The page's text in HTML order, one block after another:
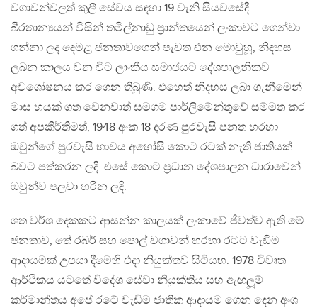
වගාවන්වලත් කුලී සේවය සඳහා 19 වැනි සියවසේදී
බි‍්‍රතාන්‍යයන් විසින් තමිල්නාඩු ප‍්‍රාන්තයෙන් ලංකාවට ගෙන්වා
ගන්නා ලද දෙමළ ජනතාවගෙන් පැවත එන මොවුහූ, නිදහස
ලබන කාලය වන විට ලාංකීය සමාජයට දේශපාලනිකව
අවශෝෂනය කර ගෙන තිබුණි. එහෙත් නිදහස ලබා ගැනීමෙන්
මාස හයක් ගත වෙනවාත් සමගම පාර්ලිමේන්තුවේ සම්මත කර
ගත් අපකීර්තිමත්, 1948 අංක 18 දරණ පුරවැසි පනත හරහා
ඔවුන්ගේ පුරවැසි භාවය අහෝසි කොට රටක් නැති ජාතියක්
බවට පත්කරන ලදි. එසේ කොට ප‍්‍රධාන දේශපාලන ධාරාවෙන්
ඔවුන්ව පලවා හරින ලදි.
ශත වර්ශ දෙකකට ආසන්න කාලයක් ලංකාවේ ජීවත්ව ඇති මේ
ජනතාව, තේ රබර් සහ පොල් වගාවන් හරහා රටට වැඩිම
ආදායමක් උපයා දීමෙහි එදා නියුක්තව සිටියහ. 1978 විවෘත
ආර්ථිකය යටතේ විදේශ සේවා නියුක්තිය සහ ඇඟලූම්
කර්මාන්තය අපේ රටේ වැඩිම ජාතික ආදායම ගෙන දෙන අංශ